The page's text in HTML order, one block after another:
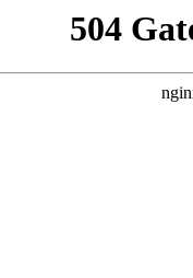
504